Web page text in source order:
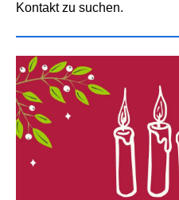
Kontakt zu suchen.